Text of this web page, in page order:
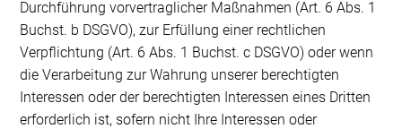
Durchführung vorvertraglicher Maßnahmen (Art. 6 Abs. 1
Buchst. b DSGVO), zur Erfüllung einer rechtlichen
Verpflichtung (Art. 6 Abs. 1 Buchst. c DSGVO) oder wenn
die Verarbeitung zur Wahrung unserer berechtigten
Interessen oder der berechtigten Interessen eines Dritten
erforderlich ist, sofern nicht Ihre Interessen oder